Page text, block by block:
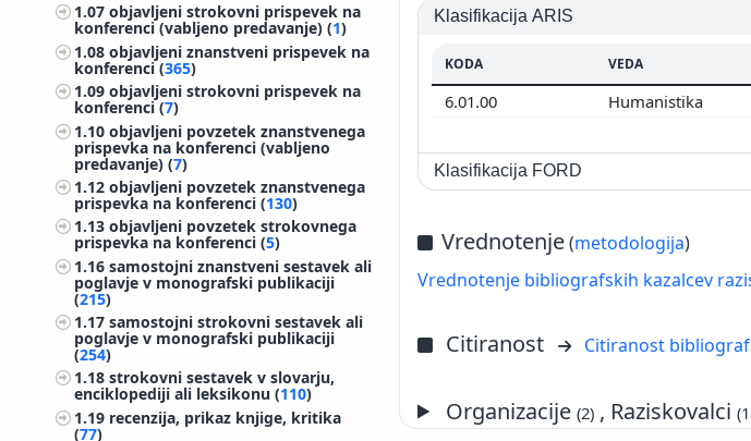
1.07objavljeni strokovni prispevek na
konferenci (vabljeno predavanje) (1)
1.08objavljeni znanstveni prispevek na
konferenci (365)
1.09objavljeni strokovni prispevek na
konferenci (7)
1.10objavljeni povzetek znanstvenega
prispevka na konferenci (vabljeno
predavanje) (7)
1.12objavljeni povzetek znanstvenega
prispevka na konferenci (130)
1.13objavljeni povzetek strokovnega
prispevka na konferenci (5)
1.16samostojni znanstveni sestavek ali
poglavje v monografski publikaciji
(215)
1.17samostojni strokovni sestavek ali
poglavje v monografski publikaciji
(254)
1.18strokovni sestavek v slovarju,
enciklopediji ali leksikonu (110)
1.19 recenzija, prikaz knjige, kritika
(77)
Klasifikacija ARIS
KODA VEDA
6.01.00 Humanistika
Klasifikacija FORD
Vrednotenje(metodologija)
Vrednotenje bibliografskih kazalcev
Citiranost Citiranost
Organizacije(2) , Raziskovalci